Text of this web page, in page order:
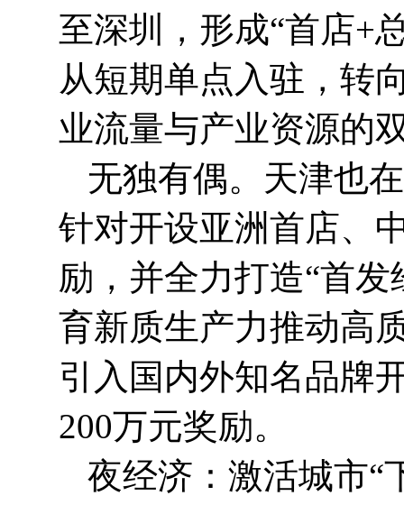
至深圳，形成“首店+
从短期单点入驻，转
业流量与产业资源的
无独有偶。天津也
针对开设亚洲首店、
励，并全力打造“首
育新质生产力推动高
引入国内外知名品牌
200万元奖励。
夜经济：激活城市“